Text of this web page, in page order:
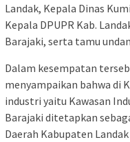
Landak, Kepala Dinas
Kepala DPUPR Kab.
Barajaki, serta tamu
Dalam kesempatan
menyampaikan bahwa di
industri yaitu Kawasan
Barajaki ditetapkan
Daerah Kabupaten